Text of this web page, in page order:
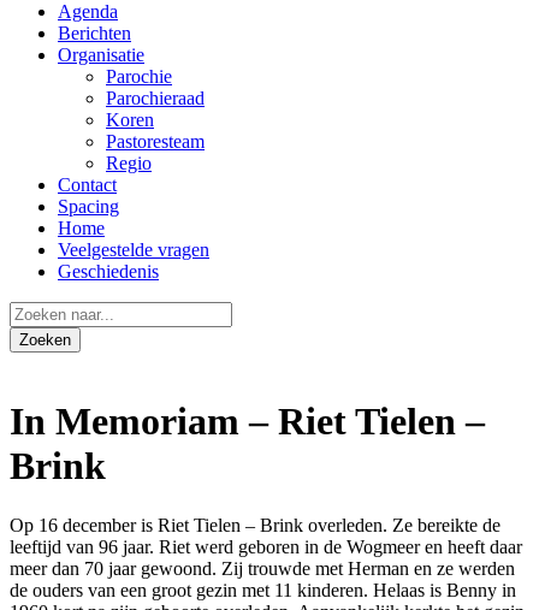
Agenda
Berichten
Organisatie
Parochie
Parochieraad
Koren
Pastoresteam
Regio
Contact
Spacing
Home
Veelgestelde vragen
Geschiedenis
In Memoriam – Riet Tielen –
Brink
Op 16 december is Riet Tielen – Brink overleden. Ze bereikte de
leeftijd van 96 jaar. Riet werd geboren in de Wogmeer en heeft daar
meer dan 70 jaar gewoond. Zij trouwde met Herman en ze werden
de ouders van een groot gezin met 11 kinderen. Helaas is Benny in